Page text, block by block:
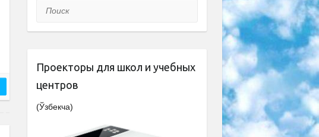
Поиск
Проекторы для школ и учебных
центров
(Ўзбекча)